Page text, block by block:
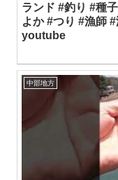
ランド #釣り #種
よか #つり #漁師
youtube
中部地方